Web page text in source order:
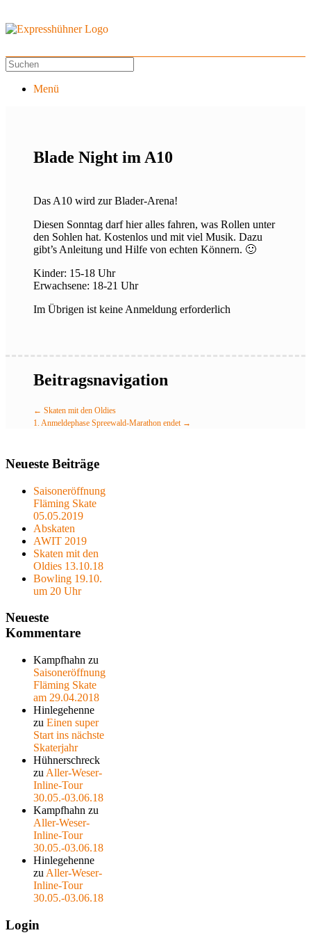
Menü
Blade Night im A10
Das A10 wird zur Blader-Arena!
Diesen Sonntag darf hier alles fahren, was Rollen unter
den Sohlen hat. Kostenlos und mit viel Musik. Dazu
gibt’s Anleitung und Hilfe von echten Könnern. 🙂
Kinder: 15-18 Uhr
Erwachsene: 18-21 Uhr
Im Übrigen ist keine Anmeldung erforderlich
Beitragsnavigation
← Skaten mit den Oldies
1. Anmeldephase Spreewald-Marathon endet →
Neueste Beiträge
Saisoneröffnung
Fläming Skate
05.05.2019
Abskaten
AWIT 2019
Skaten mit den
Oldies 13.10.18
Bowling 19.10.
um 20 Uhr
Neueste
Kommentare
Kampfhahn zu
Saisoneröffnung
Fläming Skate
am 29.04.2018
Hinlegehenne
zu Einen super
Start ins nächste
Skaterjahr
Hühnerschreck
zu Aller-Weser-
Inline-Tour
30.05.-03.06.18
Kampfhahn zu
Aller-Weser-
Inline-Tour
30.05.-03.06.18
Hinlegehenne
zu Aller-Weser-
Inline-Tour
30.05.-03.06.18
Login